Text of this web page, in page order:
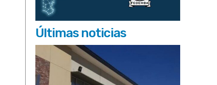
Últimas noticias